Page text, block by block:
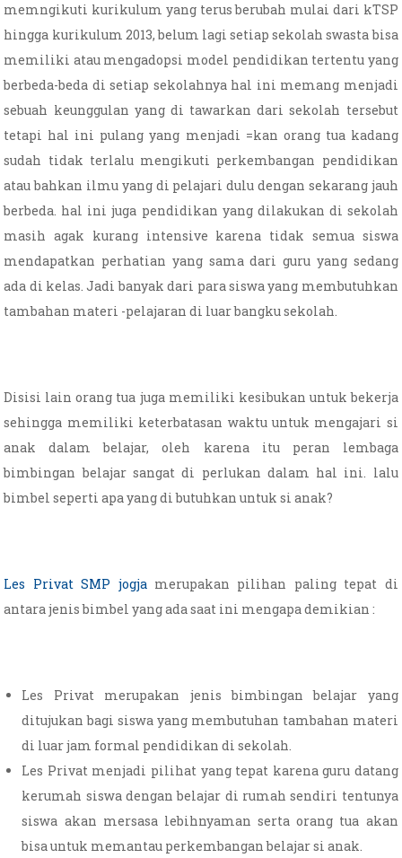
memngikuti kurikulum yang terus berubah mulai dari kTSP
hingga kurikulum 2013, belum lagi setiap sekolah swasta bisa
memiliki atau mengadopsi model pendidikan tertentu yang
berbeda-beda di setiap sekolahnya hal ini memang menjadi
sebuah keunggulan yang di tawarkan dari sekolah tersebut
tetapi hal ini pulang yang menjadi =kan orang tua kadang
sudah tidak terlalu mengikuti perkembangan pendidikan
atau bahkan ilmu yang di pelajari dulu dengan sekarang jauh
berbeda. hal ini juga pendidikan yang dilakukan di sekolah
masih agak kurang intensive karena tidak semua siswa
mendapatkan perhatian yang sama dari guru yang sedang
ada di kelas. Jadi banyak dari para siswa yang membutuhkan
tambahan materi -pelajaran di luar bangku sekolah.
Disisi lain orang tua juga memiliki kesibukan untuk bekerja
sehingga memiliki keterbatasan waktu untuk mengajari si
anak dalam belajar, oleh karena itu peran lembaga
bimbingan belajar sangat di perlukan dalam hal ini. lalu
bimbel seperti apa yang di butuhkan untuk si anak?
Les Privat SMP jogjamerupakan pilihan paling tepat di
antara jenis bimbel yang ada saat ini mengapa demikian :
Les Privat merupakan jenis bimbingan belajar yang
ditujukan bagi siswa yang membutuhan tambahan materi
di luar jam formal pendidikan di sekolah.
Les Privat menjadi pilihat yang tepat karena guru datang
kerumah siswa dengan belajar di rumah sendiri tentunya
siswa akan mersasa lebihnyaman serta orang tua akan
bisa untuk memantau perkembangan belajar si anak.